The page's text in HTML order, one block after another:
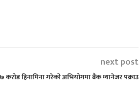
next post
करोड हिनामिना गरेको अभियोगमा बैंक म्यानेजर पक्राउ